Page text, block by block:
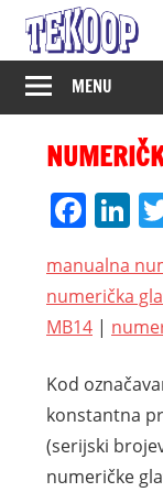
Skip
content
MENU
manualna
numerička
MB14 |
Kod
konstantna
(serijski
numeričke